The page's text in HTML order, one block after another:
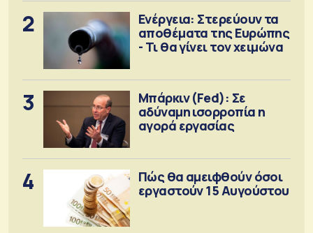
2
Ενέργεια: Στερεύουν τα
αποθέματα της Ευρώπης
- Τι θα γίνει τον χειμώνα
3
Μπάρκιν (Fed): Σε
αδύναμη ισορροπία η
αγορά εργασίας
4
Πώς θα αμειφθούν όσοι
εργαστούν 15 Αυγούστου